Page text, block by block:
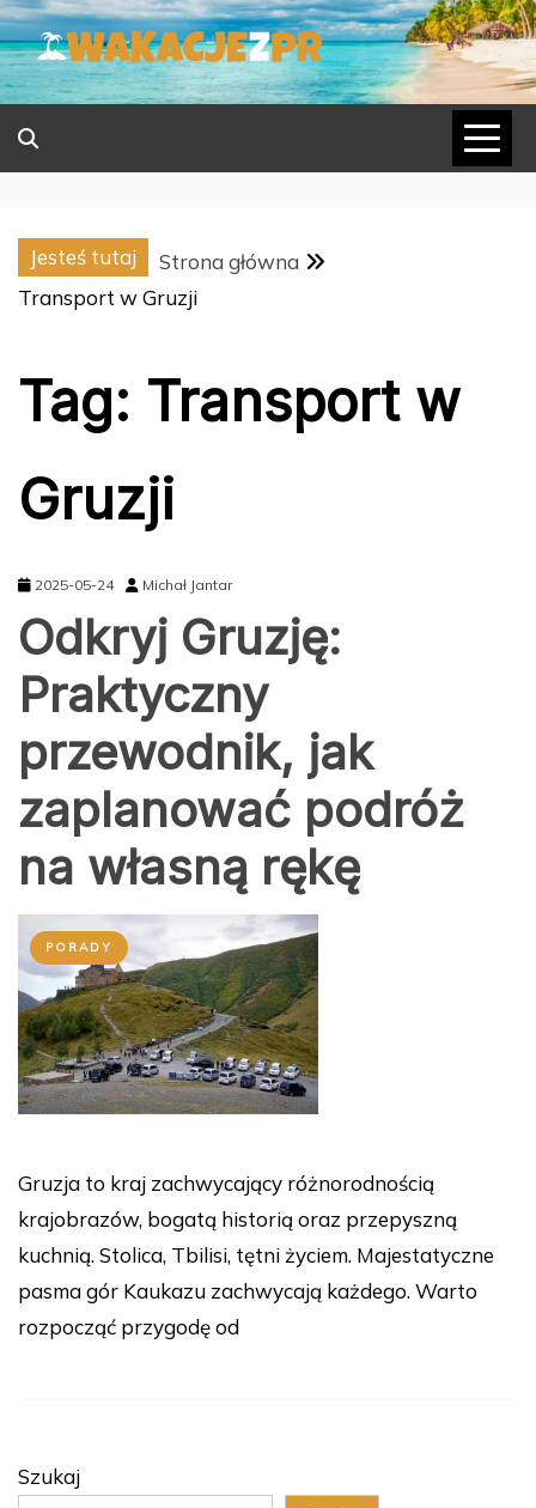
Skip
to
content
Jesteś tutaj
Strona główna
Transport w Gruzji
Tag: Transport w
Gruzji
2025-05-24 Michał Jantar
Odkryj Gruzję:
Praktyczny
przewodnik, jak
zaplanować podróż
na własną rękę
PORADY
Gruzja to kraj zachwycający różnorodnością
krajobrazów, bogatą historią oraz przepyszną
kuchnią. Stolica, Tbilisi, tętni życiem. Majestatyczne
pasma gór Kaukazu zachwycają każdego. Warto
rozpocząć przygodę od
Szukaj